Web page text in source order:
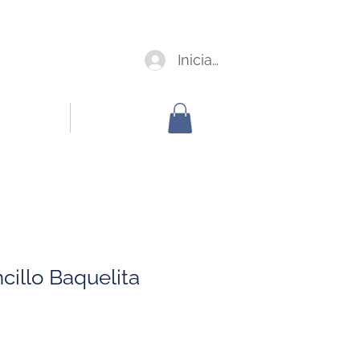
Iniciar sesión
Baquelita